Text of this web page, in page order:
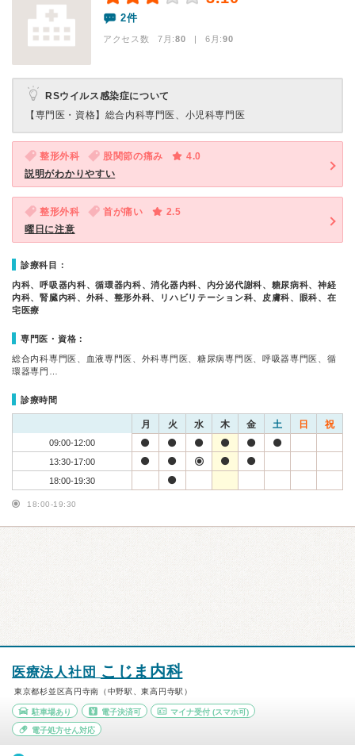
2件
アクセス数 7月:80 | 6月:90
RSウイルス感染症について
【専門医・資格】 総合内科専門医、小児科専門医
整形外科 股関節の痛み
4.0
説明がわかりやすい
整形外科 首が痛い
2.5
曜日に注意
診療科目：
内科、呼吸器内科、循環器内科、消化器内科、内分泌代謝科、糖尿病科、神経
内科、腎臓内科、外科、整形外科、リハビリテーション科、皮膚科、眼科、在
宅医療
専門医・資格：
総合内科専門医、血液専門医、外科専門医、糖尿病専門医、呼吸器専門医、循
環器専門…
診療時間
月 火 水 木 金 土 日 祝
09:00-12:00
13:30-17:00
18:00-19:30
18:00-19:30
医療法人社団 こじま内科
東京都杉並区高円寺南（中野駅、東高円寺駅）
駐車場あり 電子決済可 マイナ受付 (スマホ可)
電子処方せん対応